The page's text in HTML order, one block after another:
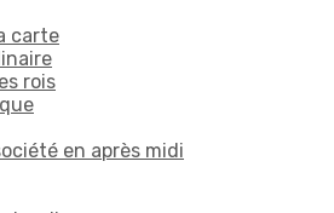
carte
rois
en après midi